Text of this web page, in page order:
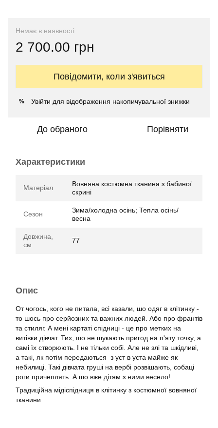
Немає в наявності
2 700.00 грн
Повідомити, коли з'явиться
% Увійти для відображення накопичувальної знижки
До обраного Порівняти
Характеристики
Матеріал
Вовняна костюмна тканина з бабиної
скрині
Сезон
Зима/холодна осінь; Тепла осінь/
весна
Довжина,
см
77
Опис
От чогось, кого не питала, всі казали, шо одяг в клітинку -
то шось про серйозних та важних людей. Або про франтів
та стиляг. А мені картаті спідниці - це про метких на
витівки дівчат. Тих, шо не шукають пригод на п'яту точку, а
самі їх створюють. І не тільки собі. Але не злі та шкідливі,
а такі, як потім передаються з уст в уста майже як
небилиці. Такі дівчата груші на вербі розвішають, собаці
роги причеплять. А шо вже дітям з ними весело!
Традиційна мідіспідниця в клітинку з костюмної вовняної
тканини